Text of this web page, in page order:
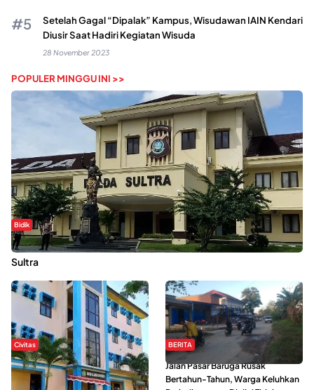
Setelah Gagal “Dipalak” Kampus, Wisudawan IAIN Kendari
Diusir Saat Hadiri Kegiatan Wisuda
28 November 2023
POPULER MINGGU INI >>
Bidik
Dugaan Kekerasan Seksual di UIN Kendari Dilaporkan ke Polda
Sultra
Civitas
Di Balik Kehidupan Ma’had Al-
Jami’ah UIN Kendari : Mahasiswa
BERITA
Jalan Pasar Baruga Rusak
Bertahun-Tahun, Warga Keluhkan